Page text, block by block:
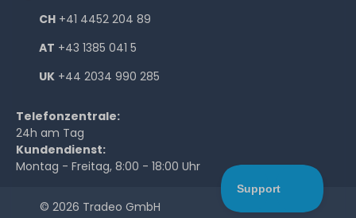
CH +41 4452 204 89
AT +43 1385 041 5
UK +44 2034 990 285
Telefonzentrale:
24h am Tag
Kundendienst:
Montag - Freitag, 8:00 - 18:00 Uhr
© 2026 Tradeo GmbH